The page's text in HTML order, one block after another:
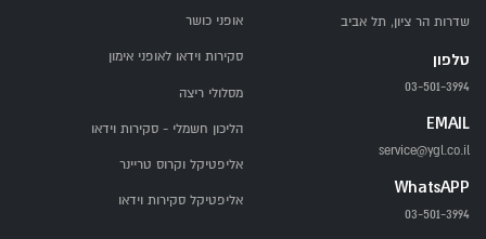
שדרות הר ציון, תל אביב
טלפון
03-501-3994
EMAIL
service@ygl.co.il
WhatsAPP
03-501-3994
אופני כושר
סקירות וידאו לאופני אימון
מסלולי ריצה
הליכון חשמלי - סקירות וידאו
אליפטיקל וקרוס טריינר
אליפטיקל סקירות וידאו